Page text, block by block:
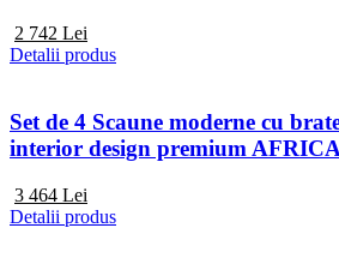
2 742 Lei
Detalii produs
Set de 4 Scaune moderne cu
interior design premium
3 464 Lei
Detalii produs